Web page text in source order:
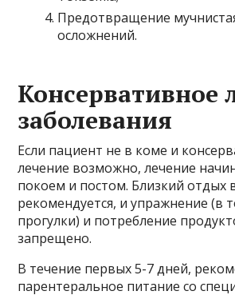
Предотвращение
осложнений.
Консервативное
заболевания
Если пациент не в коме и
лечение возможно, лечение
покоем и постом. Близкий отдых
рекомендуется, и упражнение (в
прогулки) и потребление
запрещено.
В течение первых 5-7 дней,
парентеральное питание со